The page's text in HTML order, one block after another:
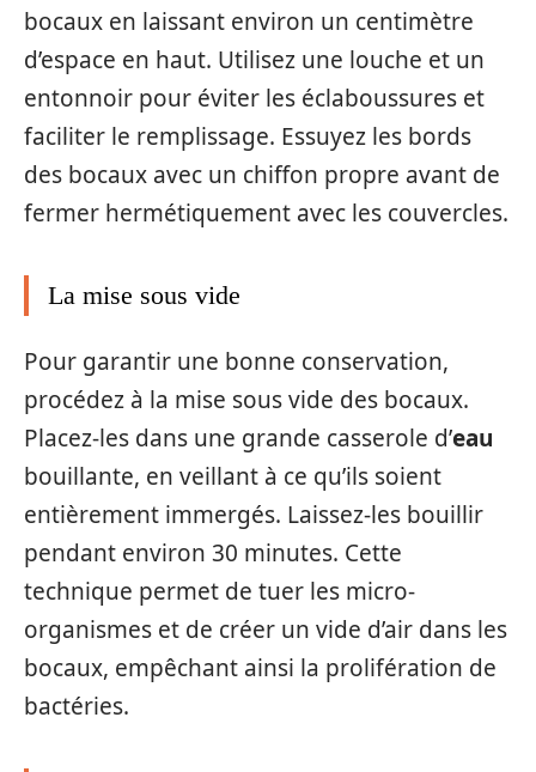
bocaux en laissant environ un centimètre
d’espace en haut. Utilisez une louche et un
entonnoir pour éviter les éclaboussures et
faciliter le remplissage. Essuyez les bords
des bocaux avec un chiffon propre avant de
fermer hermétiquement avec les couvercles.
La mise sous vide
Pour garantir une bonne conservation,
procédez à la mise sous vide des bocaux.
Placez-les dans une grande casserole d’eau
bouillante, en veillant à ce qu’ils soient
entièrement immergés. Laissez-les bouillir
pendant environ 30 minutes. Cette
technique permet de tuer les micro-
organismes et de créer un vide d’air dans les
bocaux, empêchant ainsi la prolifération de
bactéries.